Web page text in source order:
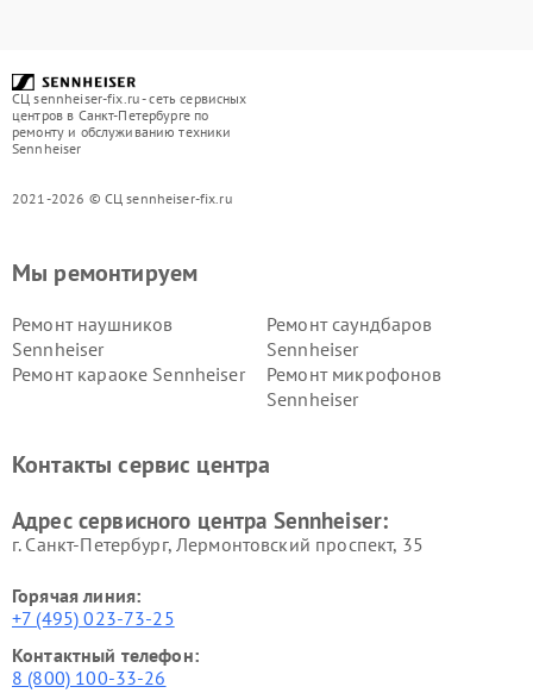
СЦ sennheiser-fix.ru - сеть сервисных
центров в Санкт-Петербурге по
ремонту и обслуживанию техники
Sennheiser
2021-2026 © СЦ sennheiser-fix.ru
Мы ремонтируем
Ремонт наушников
Sennheiser
Ремонт саундбаров
Sennheiser
Ремонт караоке Sennheiser
Ремонт микрофонов
Sennheiser
Контакты сервис центра
Адрес сервисного центра Sennheiser:
г. Санкт-Петербург, Лермонтовский проспект, 35
Горячая линия:
+7 (495) 023-73-25
Контактный телефон:
8 (800) 100-33-26